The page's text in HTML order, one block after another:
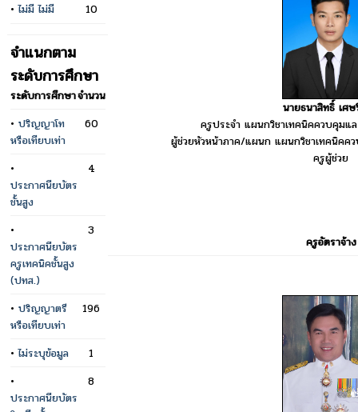
•ไม่มี ไม่มี 10
จำแนกตาม
ระดับการศึกษา
ระดับการศึกษาจำนวน
• ปริญญาโท
หรือเทียบเท่า
60
•
ประกาศนียบัตร
ชั้นสูง
4
•
ประกาศนียบัตร
ครูเทคนิคชั้นสูง
(ปทส.)
3
• ปริญญาตรี
หรือเทียบเท่า
196
•ไม่ระบุข้อมูล
1
•
ประกาศนียบัตร
8
นายธนาสิทธิ์ เศ
ครูประจำ แผนกวิชาเทคนิคควบคุมแ
ผู้ช่วยหัวหน้าภาค/แผนก แผนกวิชาเทคนิคค
ครูผู้ช่วย
ครูอัตราจ้าง